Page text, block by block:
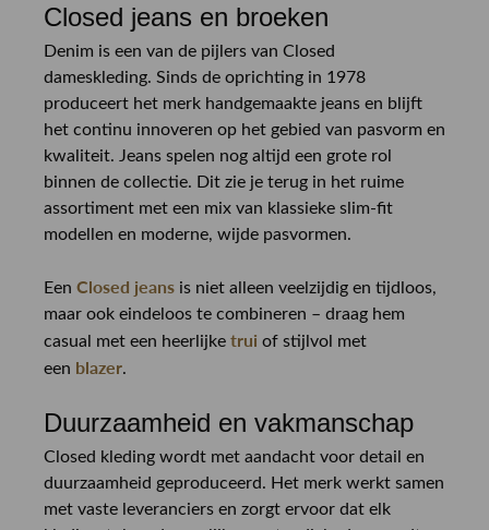
Closed jeans en broeken
Denim is een van de pijlers van Closed
dameskleding. Sinds de oprichting in 1978
produceert het merk handgemaakte jeans en blijft
het continu innoveren op het gebied van pasvorm en
kwaliteit. Jeans spelen nog altijd een grote rol
binnen de collectie. Dit zie je terug in het ruime
assortiment met een mix van klassieke slim-fit
modellen en moderne, wijde pasvormen.
Een Closed jeans is niet alleen veelzijdig en tijdloos,
maar ook eindeloos te combineren – draag hem
casual met een heerlijke trui of stijlvol met
een blazer.
Duurzaamheid en vakmanschap
Closed kleding wordt met aandacht voor detail en
duurzaamheid geproduceerd. Het merk werkt samen
met vaste leveranciers en zorgt ervoor dat elk